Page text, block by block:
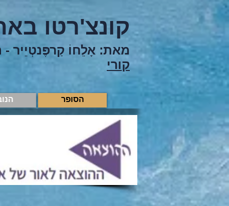
קונצ'רטו
מאת: אָלֵחוֹ קַרפֶּנטְיֵיר -
קורי
הסופר